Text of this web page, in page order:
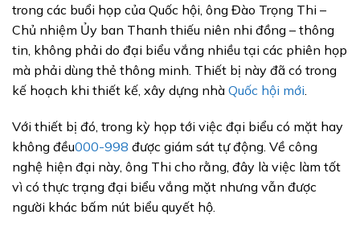
trong các buổi họp của Quốc hội, ông Đào Trọng Thi –
Chủ nhiệm Ủy ban Thanh thiếu niên nhi đồng – thông
tin, không phải do đại biểu vắng nhiều tại các phiên họp
mà phải dùng thẻ thông minh. Thiết bị này đã có trong
kế hoạch khi thiết kế, xây dựng nhà Quốc hội mới
Với thiết bị đó, trong kỳ họp tới việc đại biểu có mặt hay
không đều000-998 được giám sát tự động. Về công
nghệ hiện đại này, ông Thi cho rằng, đây là việc làm tốt
vì có thực trạng đại biểu vắng mặt nhưng vẫn được
người khác bấm nút biểu quyết hộ.